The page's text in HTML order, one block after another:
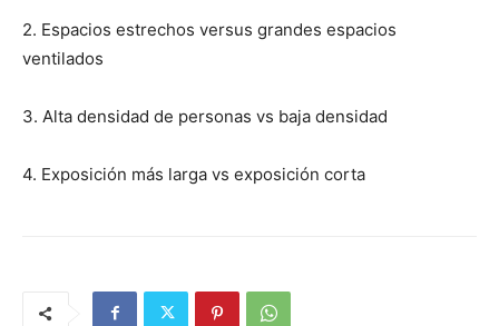
2. Espacios estrechos versus grandes espacios
ventilados
3. Alta densidad de personas vs baja densidad
4. Exposición más larga vs exposición corta